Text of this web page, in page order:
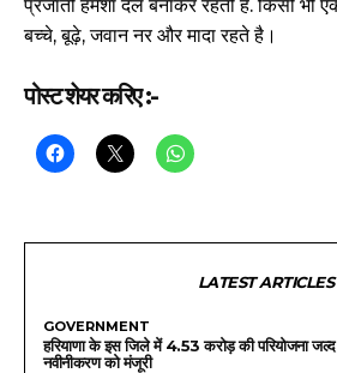
प्रजाती हमेशा दल बनाकर रहती है. किसी
बच्चे, बूढ़े, जवान नर और मादा रहते है।
पोस्ट शेयर करिए :-
LATEST ARTICLES
GOVERNMENT
हरियाणा के इस जिले में 4.53 करोड़ की परियोजना
नवीनीकरण को मंजूरी